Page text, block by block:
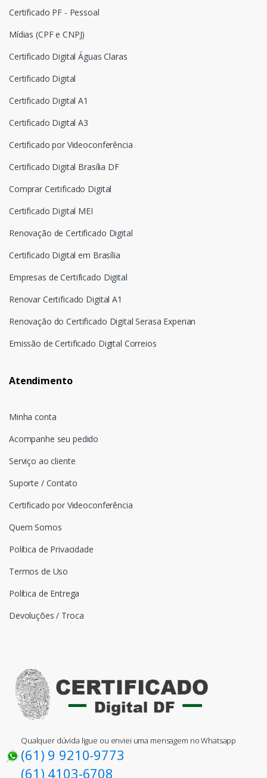
Certificado PF - Pessoal
Mídias (CPF e CNPJ)
Certificado Digital Águas Claras
Certificado Digital
Certificado Digital A1
Certificado Digital A3
Certificado por Videoconferência
Certificado Digital Brasília DF
Comprar Certificado Digital
Certificado Digital MEI
Renovação de Certificado Digital
Certificado Digital em Brasília
Empresas de Certificado Digital
Renovar Certificado Digital A1
Renovação do Certificado Digital Serasa Experian
Emissão de Certificado Digital Correios
Atendimento
Minha conta
Acompanhe seu pedido
Serviço ao cliente
Suporte / Contato
Certificado por Videoconferência
Quem Somos
Política de Privacidade
Termos de Uso
Política de Entrega
Devoluções / Troca
Qualquer dúvida ligue ou enviei uma mensagem no Whatsapp
(61) 9 9210-9773
(61) 4103-6708